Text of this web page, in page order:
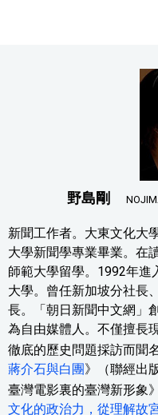
野島剛
新聞工作者。大東文化大
大學新聞學專業畢業。在
師範大學留學。1992年進
大學。曾任新加坡分社長
長。「朝日新聞中文網」
為自由媒體人。不僅擅長
徹底的歷史問題採訪而聞
蔣介石與白團》（聯經出
臺灣電影裏的臺灣新形象
文化的政治力，從理解故